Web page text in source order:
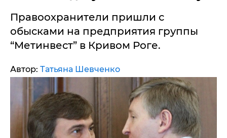
Правоохранители пришли с
обысками на предприятия группы
“Метинвест” в Кривом Роге.
Автор: Татьяна Шевченко